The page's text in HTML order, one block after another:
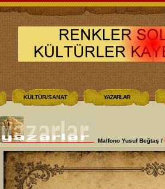
KÜLTÜR/SANAT YAZARLAR
Malfono Yusuf Beğtaş /